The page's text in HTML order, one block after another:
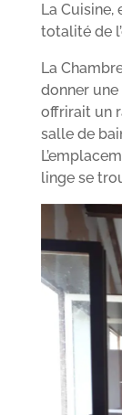
La Cuisine,
totalité de
La
donner
offrirait un
salle de
linge se